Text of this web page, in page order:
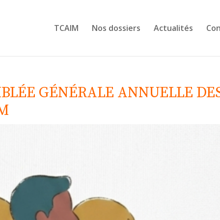
TCAIM Nos dossiers Actualités
GÉNÉRALE ANNUELLE